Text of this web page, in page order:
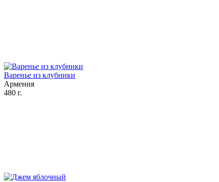
Варенье из клубники
Армения
480 г.